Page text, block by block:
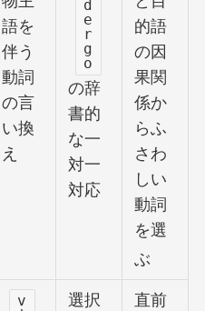
語を
伴う
動詞
の言
い換
え
d
e
r
g
o
の辞
書的
な一
対一
対応
的語
の因
果関
係か
らふ
さわ
しい
動詞
を選
ぶ
v
選択 直前